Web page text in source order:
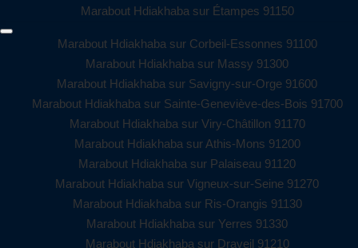
Marabout Hdiakhaba sur Étampes 91150
Marabout Hdiakhaba sur Corbeil-Essonnes 91100
Marabout Hdiakhaba sur Massy 91300
Marabout Hdiakhaba sur Savigny-sur-Orge 91600
Marabout Hdiakhaba sur Sainte-Geneviève-des-Bois 91700
Marabout Hdiakhaba sur Viry-Châtillon 91170
Marabout Hdiakhaba sur Athis-Mons 91200
Marabout Hdiakhaba sur Palaiseau 91120
Marabout Hdiakhaba sur Vigneux-sur-Seine 91270
Marabout Hdiakhaba sur Ris-Orangis 91130
Marabout Hdiakhaba sur Yerres 91330
Marabout Hdiakhaba sur Draveil 91210